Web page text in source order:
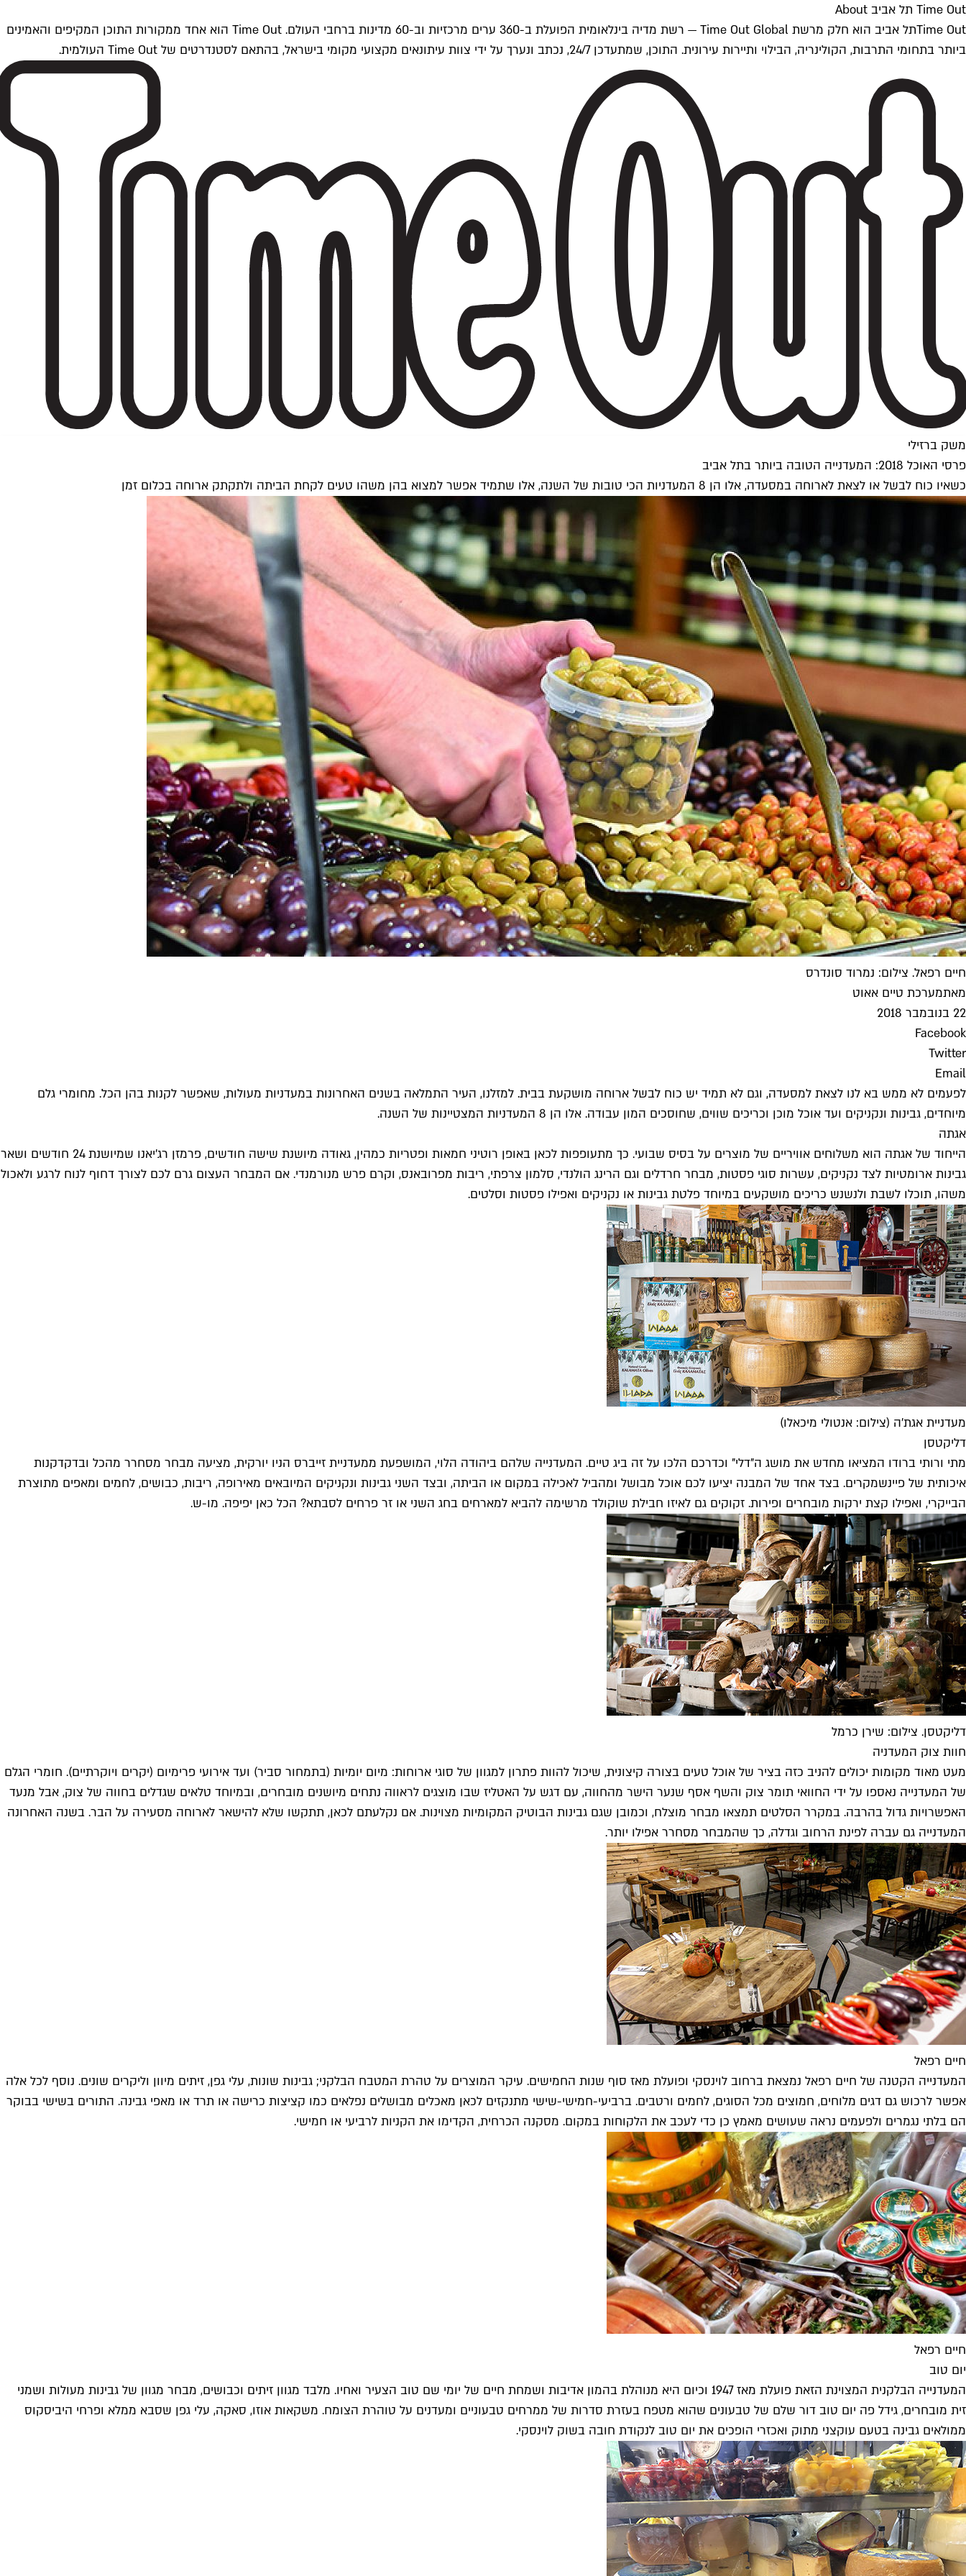
Time Out תל אביב About
Time Outתל אביב הוא חלק מרשת Time Out Global — רשת מדיה בינלאומית הפועלת ב-360 ערים מרכזיות וב-60 מדינות ברחבי העולם. Time Out הוא אחד ממקורות התוכן המקיפים והאמינים
ביותר בתחומי התרבות, הקולינריה, הבילוי ותיירות עירונית. התוכן, שמתעדכן 24/7, נכתב ונערך על ידי צוות עיתונאים מקצועי מקומי בישראל, בהתאם לסטנדרטים של Time Out העולמית.
משק ברזילי
פרסי האוכל 2018: המעדנייה הטובה ביותר בתל אביב
כשאיו כוח לבשל או לצאת לארוחה במסעדה, אלו הן 8 המעדניות הכי טובות של השנה, אלו שתמיד אפשר למצוא בהן משהו טעים לקחת הביתה ולתקתק ארוחה בכלום זמן
חיים רפאל. צילום: נמרוד סונדרס
מאתמערכת טיים אאוט
22 בנובמבר 2018
Facebook
Twitter
Email
לפעמים לא ממש בא לנו לצאת למסעדה, וגם לא תמיד יש כוח לבשל ארוחה מושקעת בבית. למזלנו, העיר התמלאה בשנים האחרונות במעדניות מעולות, שאפשר לקנות בהן הכל. מחומרי גלם
מיוחדים, גבינות ונקניקים ועד אוכל מוכן וכריכים שווים, שחוסכים המון עבודה. אלו הן 8 המעדניות המצטיינות של השנה.
אגתה
הייחוד של אגתה הוא משלוחים אוויריים של מוצרים על בסיס שבועי. כך מתעופפות לכאן באופן רוטיני חמאות ופטריות כמהין, גאודה מיושנת שישה חודשים, פרמזן רג'יאנו שמיושנת 24 חודשים ושאר
גבינות ארומטיות לצד נקניקים, עשרות סוגי פסטות, מבחר חרדלים וגם הרינג הולנדי, סלמון צרפתי, ריבות מפרובאנס, וקרם פרש מנורמנדי. אם המבחר העצום גרם לכם לצורך דחוף לנוח לרגע ולאכול
משהו, תוכלו לשבת ולנשנש כריכים מושקעים במיוחד פלטת גבינות או נקניקים ואפילו פסטות וסלטים.
מעדניית אגת'ה (צילום: אנטולי מיכאלו)
דליקטסן
מתי ורותי ברודו המציאו מחדש את מושג ה"דלי" וכדרכם הלכו על זה ביג טיים. המעדנייה שלהם ביהודה הלוי, המושפעת ממעדניית זייברס הניו יורקית, מציעה מבחר מסחרר מהכל ובדקדקנות
איכותית של פיינשמקרים. בצד אחד של המבנה יציעו לכם אוכל מבושל ומהביל לאכילה במקום או הביתה, ובצד השני גבינות ונקניקים המיובאים מאירופה, ריבות, כבושים, לחמים ומאפים מתוצרת
הבייקרי, ואפילו קצת ירקות מובחרים ופירות. זקוקים גם לאיזו חבילת שוקולד מרשימה להביא למארחים בחג השני או זר פרחים לסבתא? הכל כאן יפיפה. מו-ש.
דליקטסן. צילום: שירן כרמל
חוות צוק המעדניה
מעט מאוד מקומות יכולים להניב כזה בציר של אוכל טעים בצורה קיצונית, שיכול להוות פתרון למגוון של סוגי ארוחות: מיום יומיות (בתמחור סביר) ועד אירועי פרימיום (יקרים ויוקרתיים). חומרי הגלם
של המעדנייה נאספו על ידי החוואי תומר צוק והשף אסף שנער הישר מהחווה, עם דגש על האטליז שבו מוצגים לראווה נתחים מיושנים מובחרים, ובמיוחד טלאים שגדלים בחווה של צוק, אבל מנעד
האפשרויות גדול בהרבה. במקרר הסלטים תמצאו מבחר מוצלח, וכמובן שגם גבינות הבוטיק המקומיות מצוינות. אם נקלעתם לכאן, תתקשו שלא להישאר לארוחה מסעירה על הבר. בשנה האחרונה
המעדנייה גם עברה לפינת הרחוב וגדלה, כך שהמבחר מסחרר אפילו יותר.
חיים רפאל
המעדנייה הקטנה של חיים רפאל נמצאת ברחוב לוינסקי ופועלת מאז סוף שנות החמישים. עיקר המוצרים על טהרת המטבח הבלקני; גבינות שונות, עלי גפן, זיתים מיוון וליקרים שונים. נוסף לכל אלה
אפשר לרכוש גם דגים מלוחים, חמוצים מכל הסוגים, לחמים ורטבים. ברביעי-חמישי-שישי מתנקזים לכאן מאכלים מבושלים נפלאים כמו קציצות כרישה או תרד או מאפי גבינה. התורים בשישי בבוקר
הם בלתי נגמרים ולפעמים נראה שעושים מאמץ כן כדי לעכב את הלקוחות במקום. מסקנה הכרחית, הקדימו את הקניות לרביעי או חמישי.
חיים רפאל
יום טוב
המעדנייה הבלקנית המצוינת הזאת פועלת מאז 1947 וכיום היא מנוהלת בהמון אדיבות ושמחת חיים של יומי שם טוב הצעיר ואחיו. מלבד מגוון זיתים וכבושים, מבחר מגוון של גבינות מעולות ושמני
זית מובחרים, גידל פה יום טוב דור שלם של טבעונים שהוא מטפח בעזרת סדרות של ממרחים טבעוניים ומעדנים על טוהרת הצומח. משקאות אוזו, סאקה, עלי גפן שסבא ממלא ופרחי היביסקוס
ממולאים גבינה בטעם עוקצני מתוק ואכזרי הופכים את יום טוב לנקודת חובה בשוק לוינסקי.